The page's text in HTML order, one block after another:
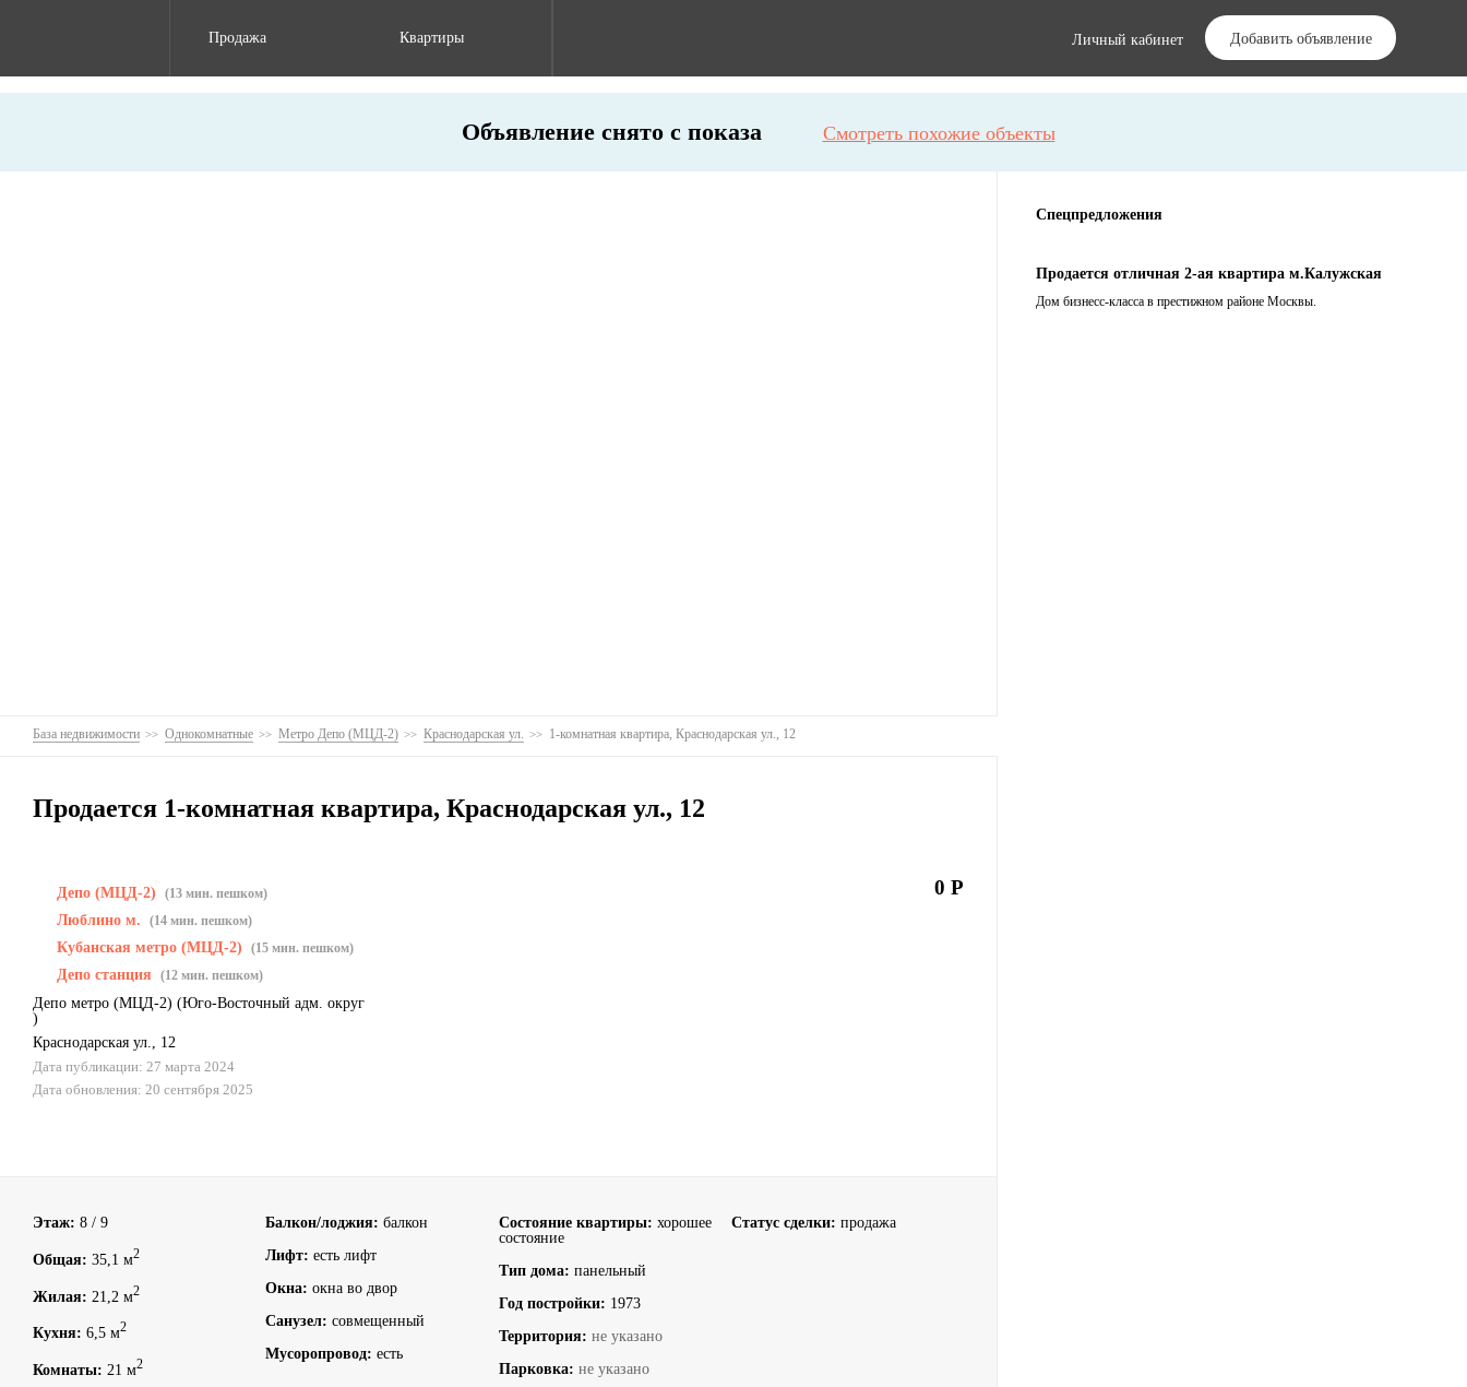
Продажа Квартиры Личный кабинет Добавить объявление
Объявление снято с показа Смотреть похожие объекты
Спецпредложения
Продается отличная 2-ая квартира м.Калужская
Дом бизнесс-класса в престижном районе Москвы.
База недвижимости Однокомнатные Метро Депо (МЦД-2) Краснодарская ул. 1-комнатная квартира, Краснодарская ул., 12
Продается 1-комнатная квартира, Краснодарская ул., 12
0 Р
Депо (МЦД-2) (13 мин. пешком)
Люблино м. (14 мин. пешком)
Кубанская метро (МЦД-2) (15 мин. пешком)
Депо станция (12 мин. пешком)
Депо метро (МЦД-2) (Юго-Восточный адм. округ
)
Краснодарская ул., 12
Дата публикации: 27 марта 2024
Дата обновления: 20 сентября 2025
Этаж: 8 / 9
Общая: 35,1 м2
Жилая: 21,2 м2
Кухня: 6,5 м2
Комнаты: 21 м2
Балкон/лоджия: балкон
Лифт: есть лифт
Окна: окна во двор
Санузел: совмещенный
Мусоропровод: есть
Состояние квартиры: хорошее
состояние
Тип дома: панельный
Год постройки: 1973
Территория: не указано
Парковка: не указано
Статус сделки: продажа